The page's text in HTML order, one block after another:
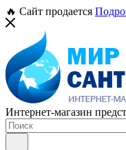
🔥 Сайт продается
Интернет-магазин